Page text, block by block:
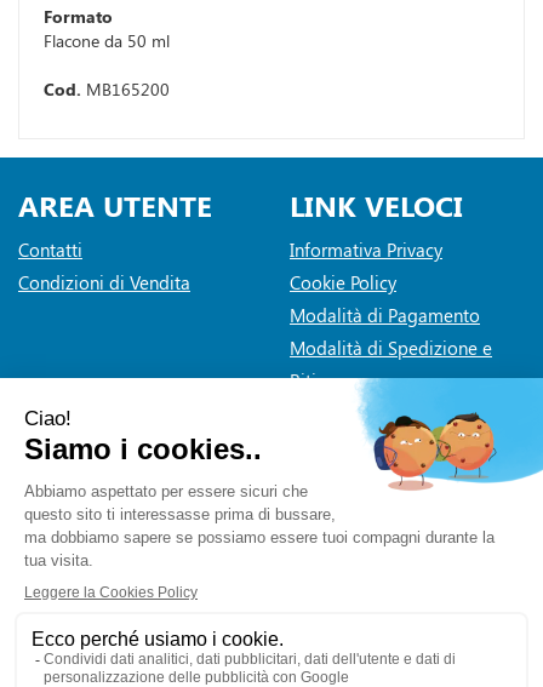
Formato
Flacone da 50 ml
Cod. MB165200
AREA UTENTE
Contatti
Condizioni di Vendita
LINK VELOCI
Informativa Privacy
Cookie Policy
Modalità di Pagamento
Modalità di Spedizione e
Ritiro
Dichiarazione di accessibilità
Farmaceutica Bramante- via Pacini 30 20131 Milano (Milano)
info@farmaciabramante.it|Tel.: 022663818| P.Iva:
Powered by Prenofa